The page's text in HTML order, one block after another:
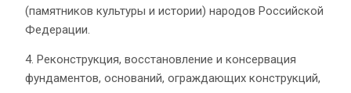
(памятников культуры и истории) народов Российской
Федерации.
4. Реконструкция, восстановление и консервация
фундаментов, оснований, ограждающих конструкций,